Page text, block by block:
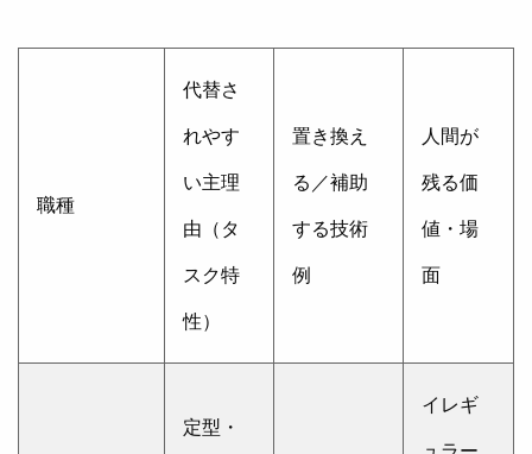
職種
代替さ
れやす
い主理
由（タ
スク特
性）
置き換え
る／補助
する技術
例
人間が
残る価
値・場
面
定型・
イレギ